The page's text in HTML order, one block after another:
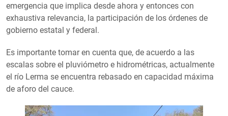
emergencia que implica desde ahora y entonces con
exhaustiva relevancia, la participación de los órdenes de
gobierno estatal y federal.
Es importante tomar en cuenta que, de acuerdo a las
escalas sobre el pluviómetro e hidrométricas, actualmente
el río Lerma se encuentra rebasado en capacidad máxima
de aforo del cauce.